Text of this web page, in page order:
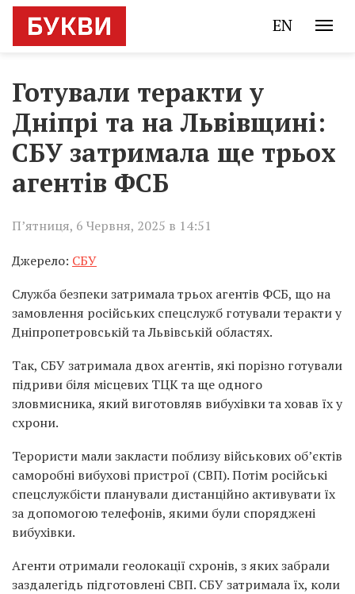
EN
Готували теракти у
Дніпрі та на Львівщині:
СБУ затримала ще трьох
агентів ФСБ
П’ятниця, 6 Червня, 2025 в 14:51
Джерело: СБУ
Служба безпеки затримала трьох агентів ФСБ, що на
замовлення російських спецслужб готували теракти у
Дніпропетровській та Львівській областях.
Так, СБУ затримала двох агентів, які порізно готували
підриви біля місцевих ТЦК та ще одного
зловмисника, який виготовляв вибухівки та ховав їх у
схрони.
Терористи мали закласти поблизу військових об’єктів
саморобні вибухові пристрої (СВП). Потім російські
спецслужбісти планували дистанційно активувати їх
за допомогою телефонів, якими були споряджені
вибухівки.
Агенти отримали геолокації схронів, з яких забрали
заздалегідь підготовлені СВП. СБУ затримала їх, коли